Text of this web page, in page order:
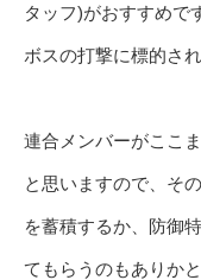
タッフ)がおすすめで
ボスの打撃に標的さ
連合メンバーがここ
と思いますので、そ
を蓄積するか、防御
てもらうのもありかと